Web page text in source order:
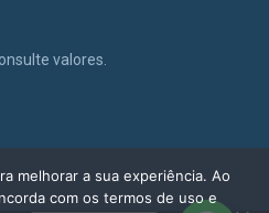
valores.
melhorar a sua experiência. Ao
com os termos de uso e